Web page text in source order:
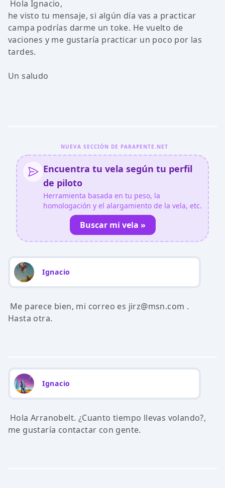
Hola Ignacio,
he visto tu mensaje, si algún día vas a practicar
campa podrías darme un toke. He vuelto de
vaciones y me gustaría practicar un poco por las
tardes.
Un saludo
NUEVA SECCIÓN DE PARAPENTE.NET
Encuentra tu vela según tu perfil
de piloto
Herramienta basada en tu peso, la
homologación y el alargamiento de la vela, etc.
Buscar mi vela »
Ignacio
Me parece bien, mi correo es jirz@msn.com .
Hasta otra.
Ignacio
Hola Arranobelt. ¿Cuanto tiempo llevas volando?,
me gustaría contactar con gente.